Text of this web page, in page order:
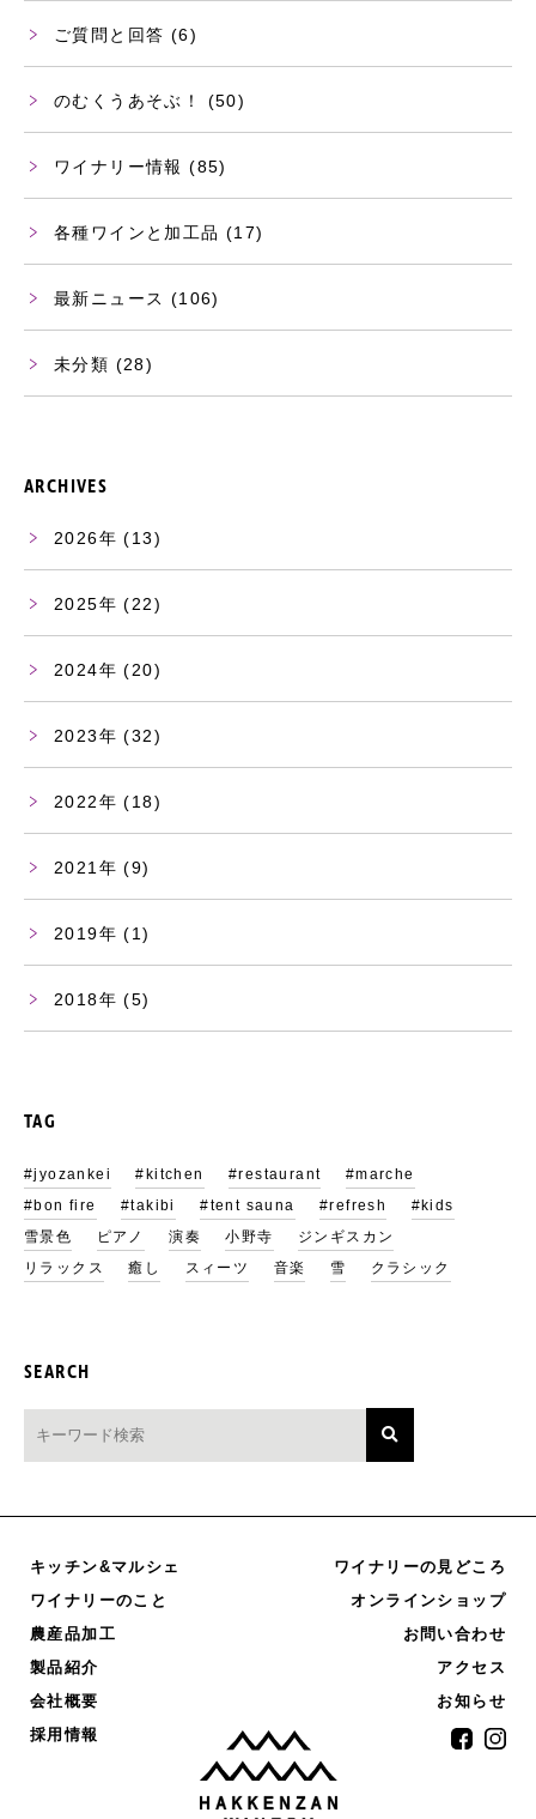
ご質問と回答 (6)
のむくうあそぶ！ (50)
ワイナリー情報 (85)
各種ワインと加工品 (17)
最新ニュース (106)
未分類 (28)
ARCHIVES
2026 (13)
2025 (22)
2024 (20)
2023 (32)
2022 (18)
2021 (9)
2019 (1)
2018 (5)
TAG
#jyozankei #kitchen #restaurant
#marche
#bon fire
#takibi #tent sauna #refresh
#kids
雪景色
ピアノ 演奏 小野寺
ジンギスカン
リラックス
癒し スィーツ 音楽 雪 クラシック
SEARCH
キッチン&マルシェ
ワイナリーのこと
農産品加工
製品紹介
会社概要
採用情報
ワイナリーの見どころ
オンラインショップ
お問い合わせ
アクセス
お知らせ